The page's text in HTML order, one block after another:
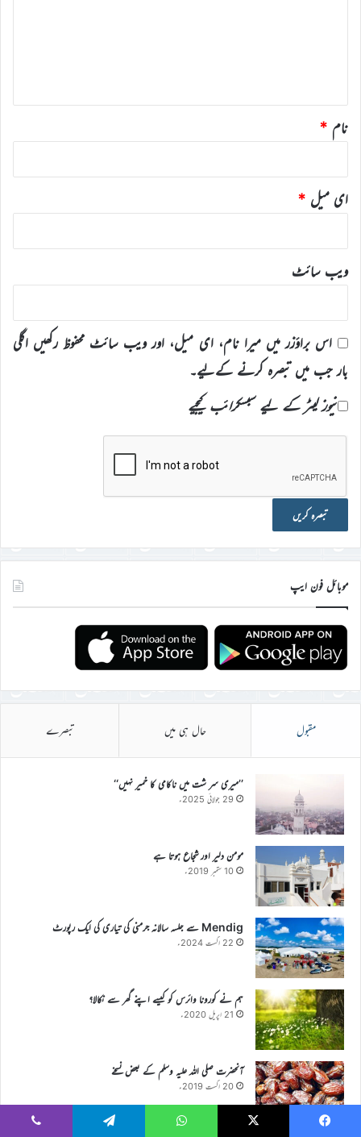
نام *
ای میل *
ویب‌ سائٹ
اس براؤزر میں میرا نام، ای میل، اور ویب سائٹ محفوظ رکھیں اگلی
بار جب میں تبصرہ کرنے کےلیے۔
نیوز لیٹر کے لیے سبسکرائب کیجیے
موبائل فون ایپ
مقبول حال ہی میں تبصرے
’’میری سر شت میں ناکامی کا خمیر نہیں‘‘
29 جولائی 2025ء
مومن دلیر اور شجاع ہوتا ہے
10 ستمبر 2019ء
Mendig سے جلسہ سالانہ جرمنی کی تیاری کی ایک رپورٹ
22 اگست 2024ء
ہم نے کورونا وائرس کو کیسے اپنے گھر سے نکالا؟
21 اپریل 2020ء
آنحضرت صلی اللہ علیہ وسلم کے بعض نسخے
20 اگست 2019ء